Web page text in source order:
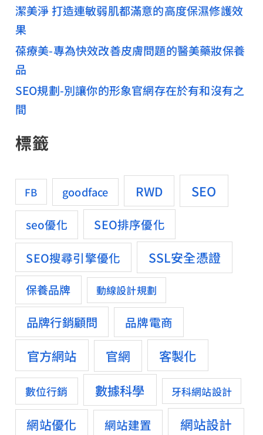
潔美淨 打造連敏弱肌都滿意的高度保濕修護效
果
葆療美-專為快效改善皮膚問題的醫美藥妝保養
品
SEO規劃-別讓你的形象官網存在於有和沒有之
間
標籤
FB goodface RWD SEO
seo優化
SEO排序優化
SEO搜尋引擎優化
SSL安全憑證
保養品牌 動線設計規劃
品牌行銷顧問 品牌電商
官方網站 官網 客製化
數位行銷 數據科學 牙科網站設計
網站優化 網站建置
網站設計